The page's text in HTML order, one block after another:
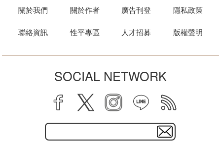
關於我們
聯絡資訊
關於作者
性平專區
廣告刊登
人才招募
隱私政策
版權聲明
SOCIAL NETWORK
facebook twitter instagram